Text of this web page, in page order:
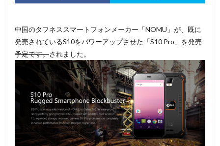
中国のタフネススマートフォンメーカー「NOMU」が、既に
発売されているS10をパワーアップさせた「S10 Pro」を発売
予定です。されました。